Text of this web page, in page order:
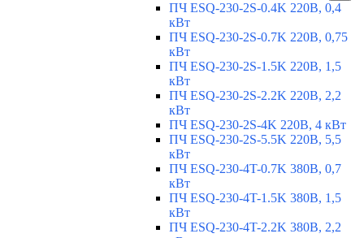
ПЧ ESQ-230-2S-0.4K 220В, 0,4
кВт
ПЧ ESQ-230-2S-0.7K 220В, 0,75
кВт
ПЧ ESQ-230-2S-1.5K 220В, 1,5
кВт
ПЧ ESQ-230-2S-2.2K 220В, 2,2
кВт
ПЧ ESQ-230-2S-4K 220В, 4 кВт
ПЧ ESQ-230-2S-5.5K 220В, 5,5
кВт
ПЧ ESQ-230-4T-0.7K 380В, 0,7
кВт
ПЧ ESQ-230-4T-1.5K 380В, 1,5
кВт
ПЧ ESQ-230-4T-2.2K 380В, 2,2